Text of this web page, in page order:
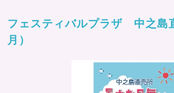
フェスティバルプラザ 中之島
月）